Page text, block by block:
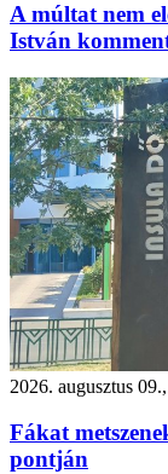
A múltat nem
István
2026. augusztus
Fákat
pontján